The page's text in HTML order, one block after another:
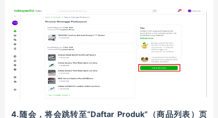
4.随会，将会跳转至“Daftar Produk”（商品列表）页